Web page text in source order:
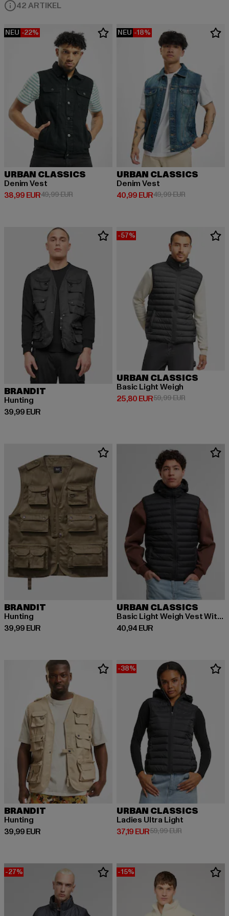
42 ARTIKEL
NEU -22%
URBAN CLASSICS
Denim Vest
38,99 EUR
Derzeitiger Preis: 38,99 EUR
49,99 EURAktionspreis: 49,99 EUR
NEU -18%
URBAN CLASSICS
Denim Vest
40,99 EUR
Derzeitiger Preis: 40,99 EUR
49,99 EURAktionspreis:
BRANDIT
Hunting
39,99 EUR
Derzeitiger Preis: 39,99 EUR
-57%
URBAN CLASSICS
Basic Light Weigh
25,80 EUR
Derzeitiger Preis: 25,80 EUR
59,99 EURAktionspreis:
BRANDIT
Hunting
39,99 EUR
Derzeitiger Preis: 39,99 EUR
URBAN CLASSICS
Basic Light Weigh Vest With Hood
40,94 EUR
Derzeitiger Preis: 40,94 EUR
BRANDIT
Hunting
39,99 EUR
Derzeitiger Preis: 39,99 EUR
-38%
URBAN CLASSICS
Ladies Ultra Light
37,19 EUR
Derzeitiger Preis: 37,19 EUR
59,99 EURAktionspreis:
-27% -15%